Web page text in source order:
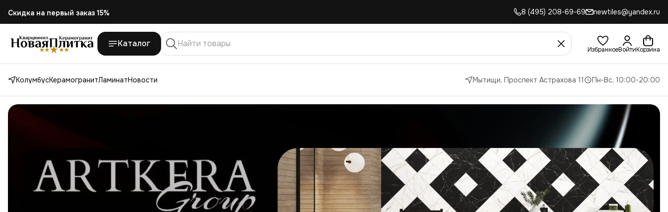
Скидка на первый заказ 15% 8 (495) 208-69-69 newtiles@yandex.ru
Каталог
ИзбранноеВойтиКорзина
КолумбусКерамогранитЛаминатНовости Мытищи, Проспект Астрахова 11 Пн-Вс, 10:00-20:00